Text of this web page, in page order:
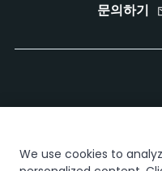
문의하기
We use cookies to